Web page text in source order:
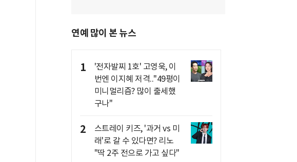
연예 많이 본 뉴스
1
'전자발찌 1호' 고영욱, 이
번엔 이지혜 저격.."49평이
미니멀리즘? 많이 출세했
구나"
2
스트레이 키즈, '과거 vs 미
래'로 갈 수 있다면? 리노
"딱 2주 전으로 가고 싶다"